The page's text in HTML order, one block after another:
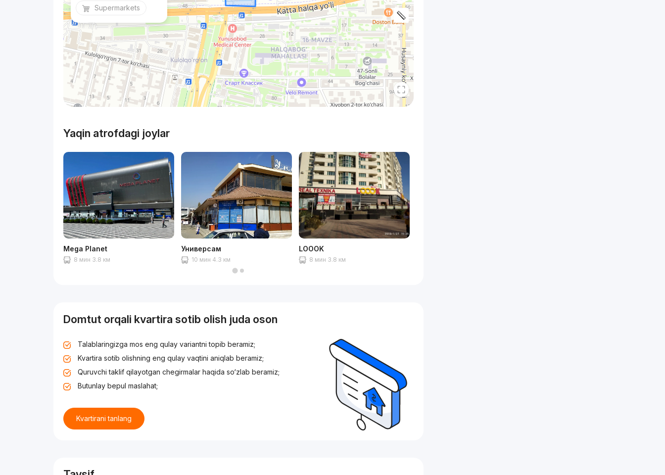
Supermarkets
Yaqin atrofdagi joylar
Mega Planet
8 мин 3.8 км
Универсам
10 мин 4.3 км
LOOOK
8 мин 3.8 км
Domtut orqali kvartira sotib olish juda oson
Talablaringizga mos eng qulay variantni topib beramiz;
Kvartira sotib olishning eng qulay vaqtini aniqlab beramiz;
Quruvchi taklif qilayotgan chegirmalar haqida so‘zlab beramiz;
Butunlay bepul maslahat;
Kvartirani tanlang